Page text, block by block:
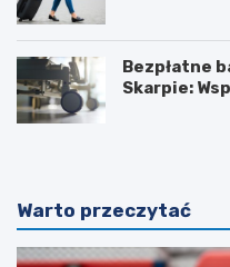
Bezpłatne
Skarpie:
Warto przeczytać